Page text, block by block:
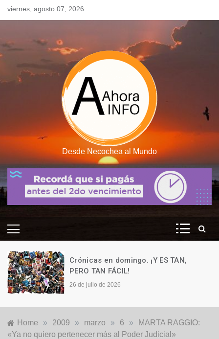
Skipviernes, agosto 07, 2026
Desde Necochea al Mundo
Crónicas en domingo. ¡Y ES TAN,
PERO TAN FÁCIL!
26 de julio de 2026
Home » 2009 » marzo » 6 »
MARTA RAGGIO:
«Ya no quiero pertenecer más al Poder Judicial»